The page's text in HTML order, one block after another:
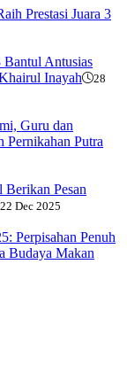
Prestasi Juara 3
Antusias
Inayah
28
Guru dan
Putra
Pesan
22 Dec 2025
Perpisahan Penuh
Budaya Makan